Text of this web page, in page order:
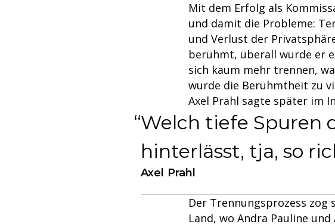
Mit dem Erfolg als
und damit die Probleme:
und Verlust der
berühmt, überall wurde er
sich kaum mehr trennen,
wurde die Berühmtheit zu
Axel Prahl sagte später im
Welch tiefe Spuren
hinterlässt, tja, so
Axel Prahl
Der Trennungsprozess zog
Land, wo Andra Pauline